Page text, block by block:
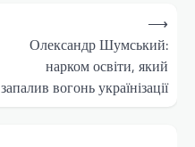
Олександр Шумський:
нарком освіти, який
запалив вогонь українізації
⟶